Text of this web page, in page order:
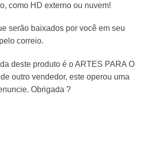
como HD externo ou nuvem!
serão baixados por você em seu
correio.
deste produto é o ARTES PARA O
outro vendedor, este operou uma
Obrigada ?